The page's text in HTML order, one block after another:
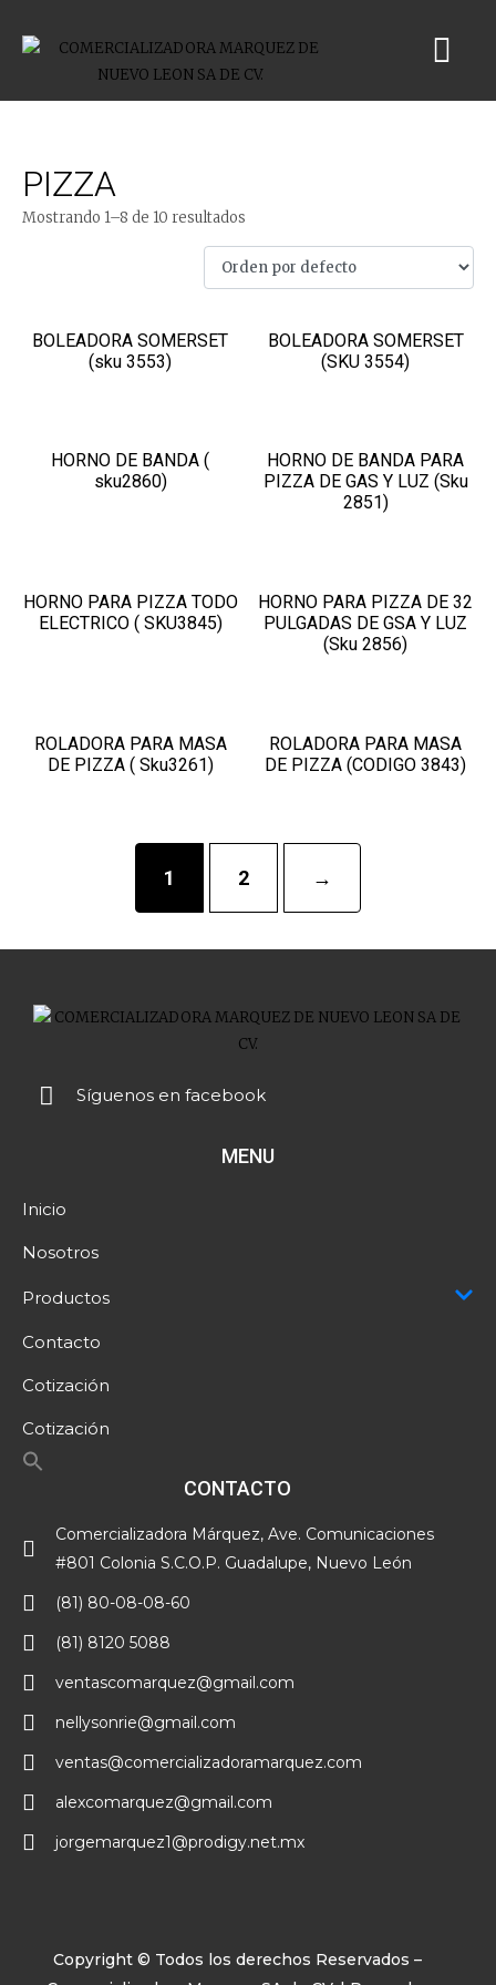
PIZZA
Mostrando 1–8 de 10 resultados
BOLEADORA SOMERSET
(sku 3553)
BOLEADORA SOMERSET
(SKU 3554)
HORNO DE BANDA (
sku2860)
HORNO DE BANDA PARA
PIZZA DE GAS Y LUZ (Sku
2851)
HORNO PARA PIZZA TODO
ELECTRICO ( SKU3845)
HORNO PARA PIZZA DE 32
PULGADAS DE GSA Y LUZ
(Sku 2856)
ROLADORA PARA MASA
DE PIZZA ( Sku3261)
ROLADORA PARA MASA
DE PIZZA (CODIGO 3843)
1 2 →
Síguenos en facebook
MENU
Inicio
Nosotros
Productos
Contacto
Cotización
Cotización
CONTACTO
Comercializadora Márquez, Ave. Comunicaciones
#801 Colonia S.C.O.P. Guadalupe, Nuevo León
(81) 80-08-08-60
(81) 8120 5088
ventascomarquez@gmail.com
nellysonrie@gmail.com
ventas@comercializadoramarquez.com
alexcomarquez@gmail.com
jorgemarquez1@prodigy.net.mx
Copyright © Todos los derechos Reservados –